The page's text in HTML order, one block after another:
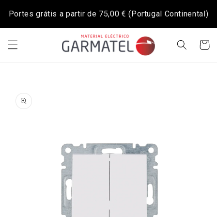
Portes grátis a partir de 75,00 € (Portugal Continental)
para o
conteúdo
informação
do produto